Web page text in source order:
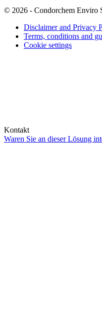
© 2026 - Condorchem Enviro
Disclaimer and Privacy
Terms, conditions and
Cookie settings
Kontakt
Waren Sie an dieser Lösung